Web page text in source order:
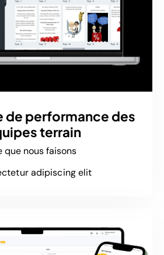
de performance des
terrain
que nous faisons
adipiscing elit